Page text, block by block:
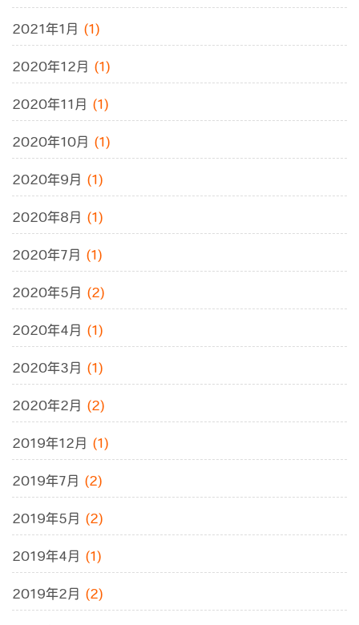
2021年1月 (1)
2020年12月 (1)
2020年11月 (1)
2020年10月 (1)
2020年9月 (1)
2020年8月 (1)
2020年7月 (1)
2020年5月 (2)
2020年4月 (1)
2020年3月 (1)
2020年2月 (2)
2019年12月 (1)
2019年7月 (2)
2019年5月 (2)
2019年4月 (1)
2019年2月 (2)